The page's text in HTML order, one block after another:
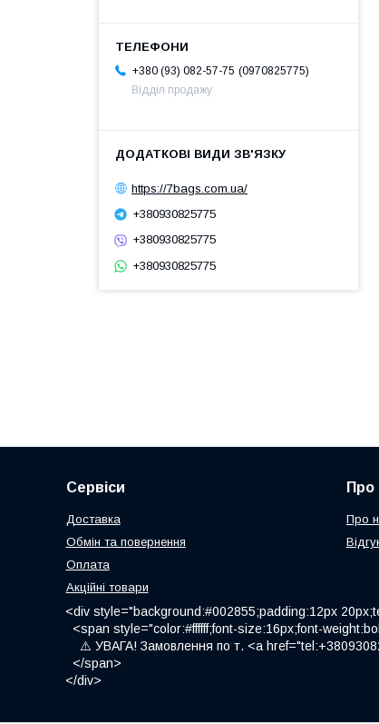
+380 (93) 082-57-75
0970825775
Відділ продажу
https://7bags.com.ua/
+380930825775
+380930825775
+380930825775
Сервіси
Доставка
Обмін та повернення
Оплата
Акційні товари
Про
Про
<div style="background:#002855;padding:12px
<span style="color:#ffffff;font-size:16px;font-
⚠️ УВАГА! Замовлення по т. <a
</span>
</div>